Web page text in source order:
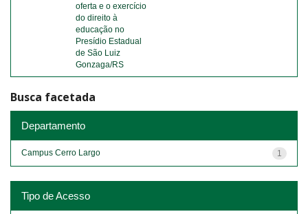
oferta e o exercício
do direito à
educação no
Presídio Estadual
de São Luiz
Gonzaga/RS
Busca facetada
Departamento
1
Campus Cerro Largo
Tipo de Acesso